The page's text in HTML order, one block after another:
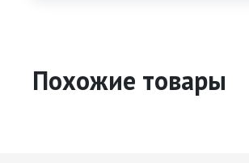
Похожие товары